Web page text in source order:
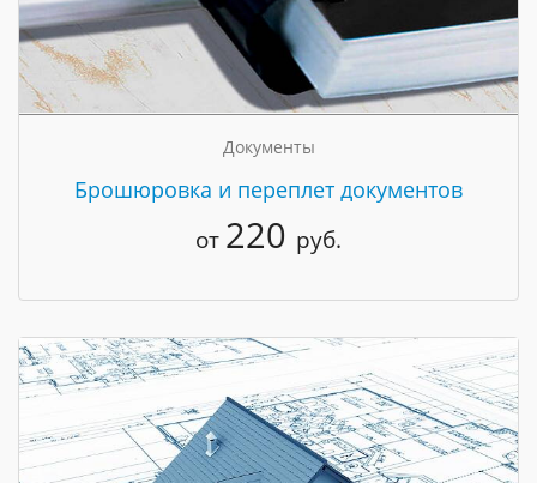
Документы
Брошюровка и переплет документов
от 220 руб.